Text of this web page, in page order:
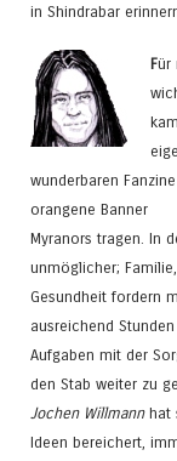
in Shindrabar
Für
wunderbaren
orangene Banner
Myranors tragen. In
unmöglicher;
Gesundheit fordern
ausreichend
Aufgaben mit der
den Stab weiter zu
Jochen Willmannhat
Ideen bereichert,